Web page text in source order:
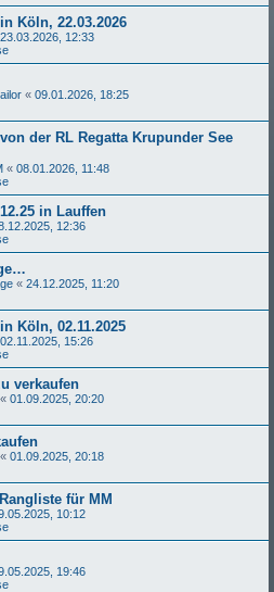
Köln, 22.03.2026
23.03.2026, 12:33
« 09.01.2026, 18:25
der RL Regatta Krupunder See
« 08.01.2026, 11:48
in Lauffen
12:36
« 24.12.2025, 11:20
Köln, 02.11.2025
02.11.2025, 15:26
verkaufen
« 01.09.2025, 20:20
« 01.09.2025, 20:18
für MM
10:12
19:46